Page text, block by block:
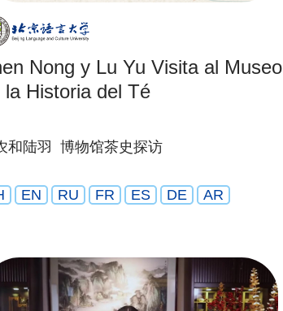
Nong y Lu Yu Visita al Museo
la Historia del Té
和陆羽 博物馆茶史探访
EN RU FR ES DE AR